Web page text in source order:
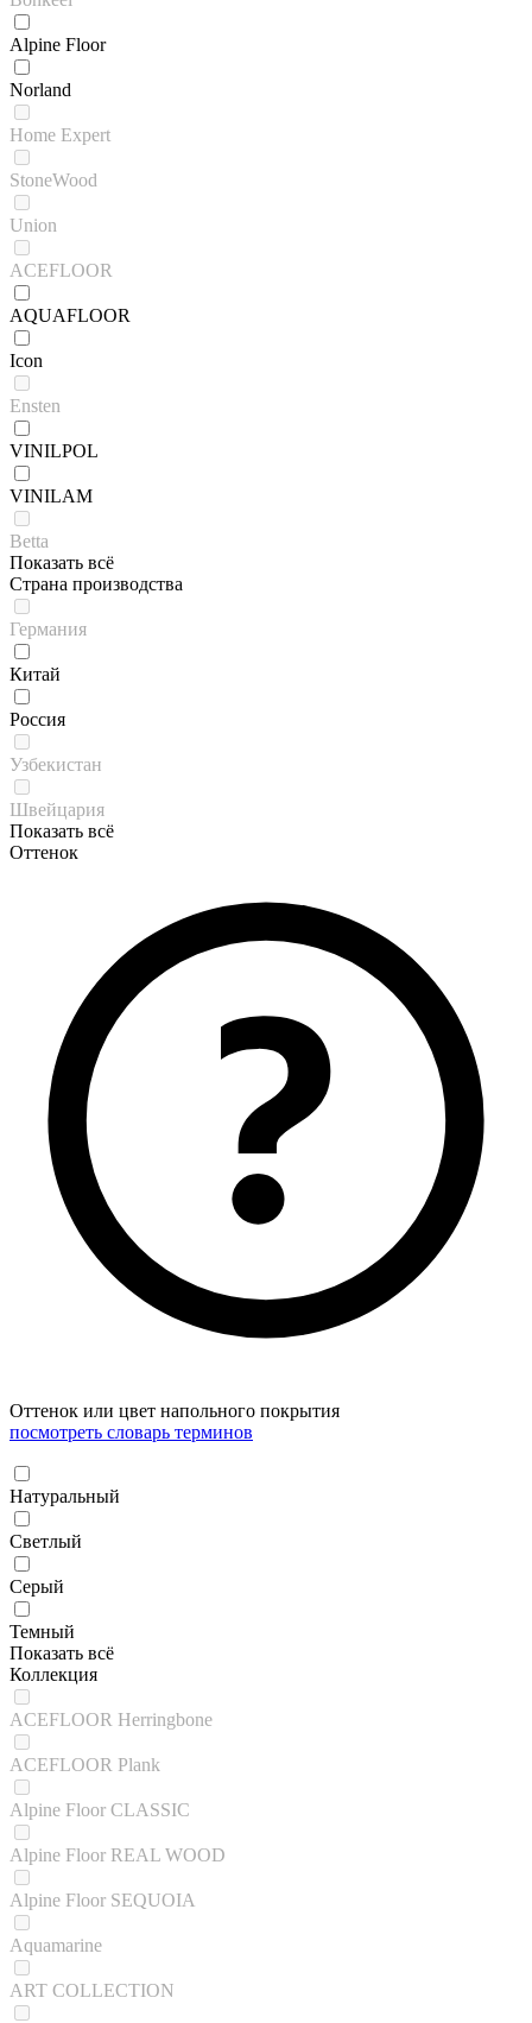
Alpine Floor
Norland
Home Expert
StoneWood
Union
ACEFLOOR
AQUAFLOOR
Icon
Ensten
VINILPOL
VINILAM
Betta
Показать всё
Страна производства
Германия
Китай
Россия
Узбекистан
Швейцария
Показать всё
Оттенок
Оттенок или цвет напольного покрытия
посмотреть словарь терминов
Натуральный
Светлый
Серый
Темный
Показать всё
Коллекция
ACEFLOOR Herringbone
ACEFLOOR Plank
Alpine Floor CLASSIC
Alpine Floor REAL WOOD
Alpine Floor SEQUOIA
Aquamarine
ART COLLECTION